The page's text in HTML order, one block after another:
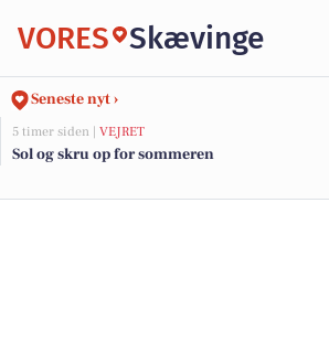
VORES Skævinge
Seneste nyt ›
5 timer siden | VEJRET
Sol og skru op for sommeren